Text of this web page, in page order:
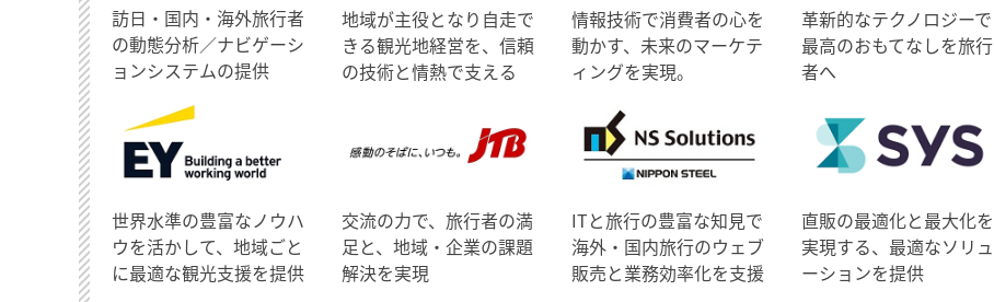
訪日・国内・海外旅行者
の動態分析／ナビゲーシ
ョンシステムの提供
地域が主役となり自走で
きる観光地経営を、信頼
の技術と情熱で支える
情報技術で消費者の心を
動かす、未来のマーケテ
ィングを実現。
革新的なテクノロジーで
最高のおもてなしを旅行
者へ
世界水準の豊富なノウハ
ウを活かして、地域ごと
に最適な観光支援を提供
交流の力で、旅行者の満
足と、地域・企業の課題
解決を実現
ITと旅行の豊富な知見で
海外・国内旅行のウェブ
販売と業務効率化を支援
直販の最適化と最大化を
実現する、最適なソリュ
ーションを提供